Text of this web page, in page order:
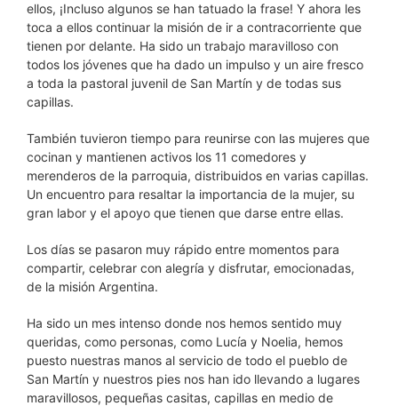
ellos, ¡Incluso algunos se han tatuado la frase! Y ahora les
toca a ellos continuar la misión de ir a contracorriente que
tienen por delante. Ha sido un trabajo maravilloso con
todos los jóvenes que ha dado un impulso y un aire fresco
a toda la pastoral juvenil de San Martín y de todas sus
capillas.
También tuvieron tiempo para reunirse con las mujeres que
cocinan y mantienen activos los 11 comedores y
merenderos de la parroquia, distribuidos en varias capillas.
Un encuentro para resaltar la importancia de la mujer, su
gran labor y el apoyo que tienen que darse entre ellas.
Los días se pasaron muy rápido entre momentos para
compartir, celebrar con alegría y disfrutar, emocionadas,
de la misión Argentina.
Ha sido un mes intenso donde nos hemos sentido muy
queridas, como personas, como Lucía y Noelia, hemos
puesto nuestras manos al servicio de todo el pueblo de
San Martín y nuestros pies nos han ido llevando a lugares
maravillosos, pequeñas casitas, capillas en medio de